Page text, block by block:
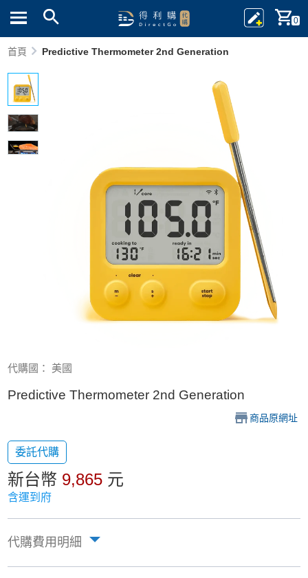
0
首頁 Predictive Thermometer 2nd Generation
代購國： 美國
Predictive Thermometer 2nd Generation
商品原網址
委託代購
新台幣 9,865 元
含運到府
代購費用明細